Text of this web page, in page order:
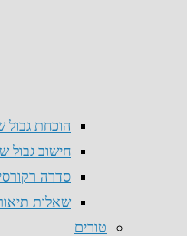
הוכחת גבול
חישוב גבול
סדרה
שאלות
טורים